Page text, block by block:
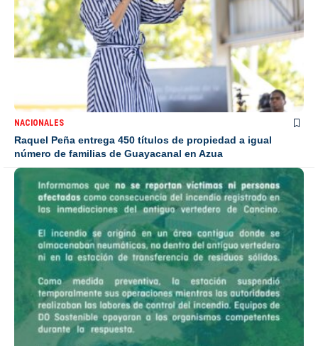
NACIONALES
Raquel Peña entrega 450 títulos de propiedad a igual
número de familias de Guayacanal en Azua